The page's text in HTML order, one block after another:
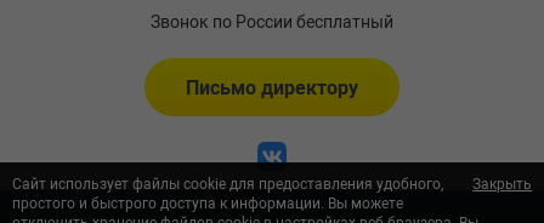
Звонок по России бесплатный
Письмо директору
© 2026 ООО «Автометиз-НН»
Закрыть
Сайт использует файлы cookie для предоставления удобного,
простого и быстрого доступа к информации. Вы можете